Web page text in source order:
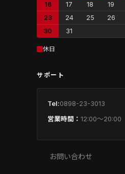
16
17 18 19
23
24 25 26
30
31
休日
サポート
Tel:0898-23-3013
営業時間： 12:00〜20:00
お問い合わせ